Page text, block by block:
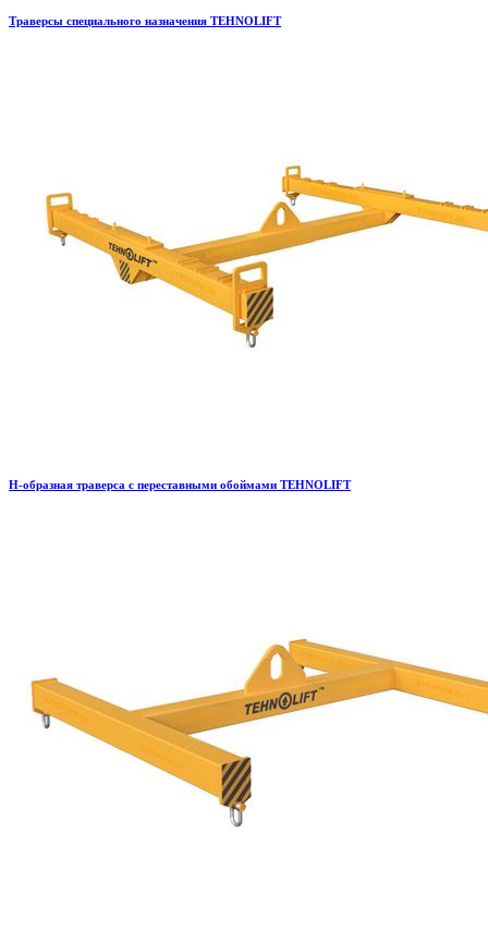
Траверсы специального назначения TEHNOLIFT
H-образная траверса с переставными обоймами TEHNOLIFT